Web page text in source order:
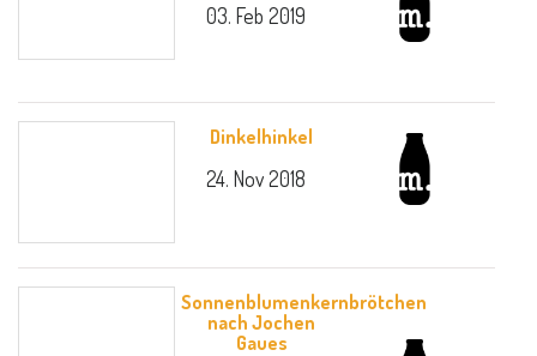
03. Feb 2019
Dinkelhinkel
24. Nov 2018
Sonnenblumenkernbrötchen
nach Jochen
Gaues